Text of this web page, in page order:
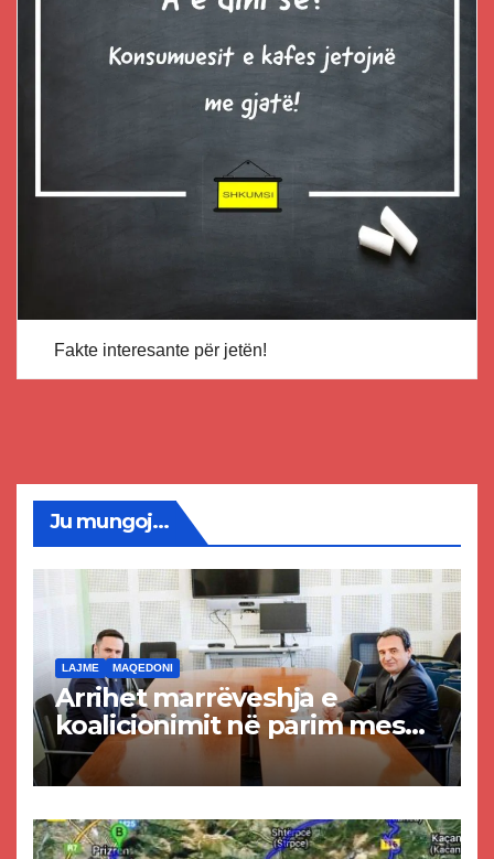
Fakte interesante për jetën!
Ju mungoj...
LAJME MAQEDONI
Arrihet marrëveshja e
koalicionimit në parim mes
Kurtit dhe Abdixhikut